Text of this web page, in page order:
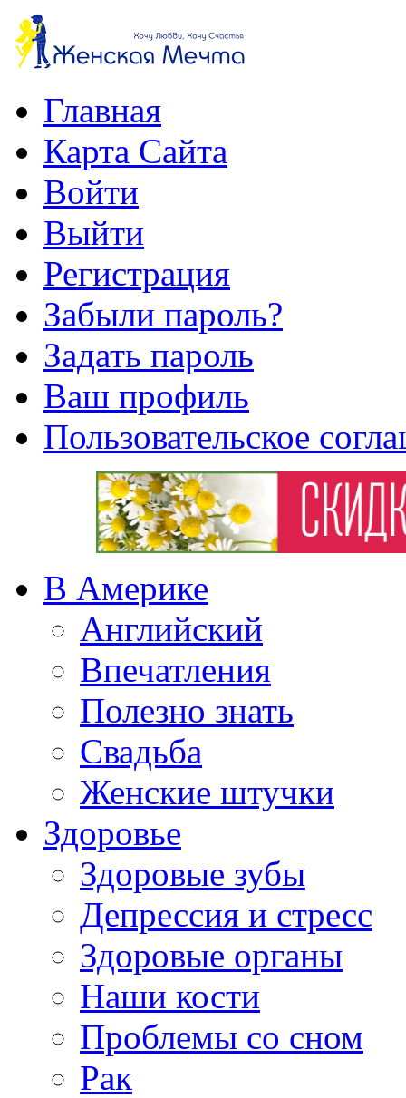
Главная
Карта Сайта
Войти
Выйти
Регистрация
Забыли пароль?
Задать пароль
Ваш профиль
Пользовательское
В Америке
Английский
Впечатления
Полезно знать
Свадьба
Женские штучки
Здоровье
Здоровые зубы
Депрессия и стресс
Здоровые органы
Наши кости
Проблемы со сном
Рак